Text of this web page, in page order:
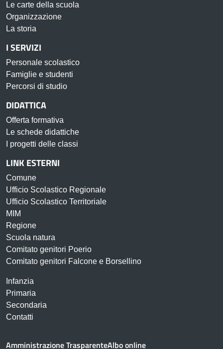
Le carte della scuola
Organizzazione
La storia
I SERVIZI
Personale scolastico
Famiglie e studenti
Percorsi di studio
DIDATTICA
Offerta formativa
Le schede didattiche
I progetti delle classi
LINK ESTERNI
Comune
Ufficio Scolastico Regionale
Ufficio Scolastico Territoriale
MIM
Regione
Scuola natura
Comitato genitori Poerio
Comitato genitori Falcone e Borsellino
Infanzia
Primaria
Secondaria
Contatti
Amministrazione TrasparenteAlbo online